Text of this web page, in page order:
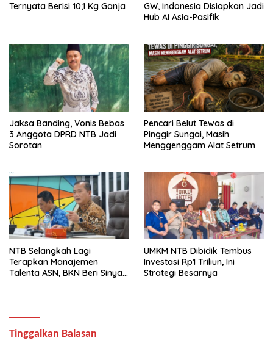
Ternyata Berisi 10,1 Kg Ganja
GW, Indonesia Disiapkan Jadi
Hub AI Asia-Pasifik
Jaksa Banding, Vonis Bebas
3 Anggota DPRD NTB Jadi
Sorotan
Pencari Belut Tewas di
Pinggir Sungai, Masih
Menggenggam Alat Setrum
NTB Selangkah Lagi
Terapkan Manajemen
Talenta ASN, BKN Beri Sinyal
UMKM NTB Dibidik Tembus
Investasi Rp1 Triliun, Ini
Strategi Besarnya
Tinggalkan Balasan